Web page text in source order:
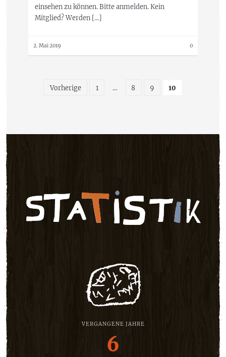
einsehen zu können. Bitte anmelden. Kein
Mitglied? Werden […]
2. Mai 2019 0
Vorherige 1 8 9 10
VERGANGENE JAHRE
6